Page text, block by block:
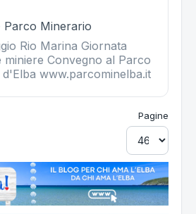
Parco Minerario
Rio Marina Giornata
miniere Convegno al Parco
www.parcominelba.it
Pagine